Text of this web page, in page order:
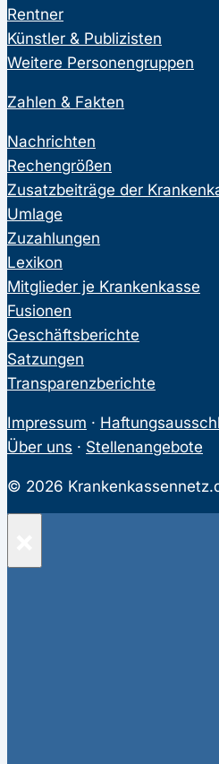
Rentner
Künstler & Publizisten
Weitere Personengruppen
Zahlen & Fakten
Nachrichten
Rechengrößen
Zusatzbeiträge der
Umlage
Zuzahlungen
Lexikon
Mitglieder je Krankenkasse
Fusionen
Geschäftsberichte
Satzungen
Transparenzberichte
Impressum ·
Über uns · Stellenangebote
© 2026